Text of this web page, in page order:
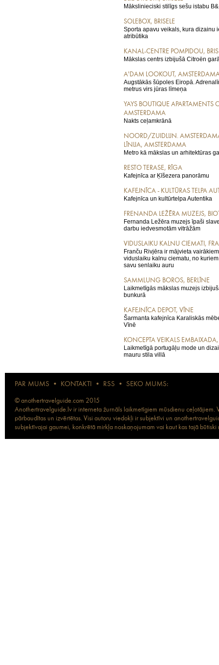
Mākslinieciski stilīgs sešu istabu
SOLEBOX, BRISELE
Sporta apavu veikals, kura dizainu
atribūtika
KANAL-CENTRE POMPIDOU,
Mākslas centrs izbijušā Citroën
A'DAM LOOKOUT,
Augstākās šūpoles Eiropā.
metrus virs jūras līmeņa
YAYS BOUTIQUE APARTAMENTS
AMSTERDAMA
Nakts ceļamkrānā
NOORD/ZUIDLIJN.
LĪNIJA, AMSTERDAMA
Metro kā mākslas un arhitektūras
RESTO TERASE, RĪGA
Kafejnīca ar Ķīšezera panorāmu
KAFEJNĪCA - KULTŪRAS TELPA
Kafejnīca un kultūrtelpa Autentika
FRENANDA LEŽĒRA MUZEJS,
Fernanda Ležēra muzejs īpaši
darbu iedvesmotām vitrāžām
VIDUSLAIKU KALNU CIEMATI,
Franču Rivjēra ir mājvieta
viduslaiku kalnu ciematu, no
savu senlaiku auru
SAMMLUNG BOROS, BERLĪNE
Laikmetīgās mākslas muzejs
bunkurā
KAFEJNĪCA DEPOT, VĪNE
Šarmanta kafejnīca Karaliskās
Vīnē
KONCEPTA VEIKALS
Laikmetīgā portugāļu mode un
mauru stila villā
PAR MUMS • KONTAKTI • RSS • SEKO MUMS:
© anothertravelguide.com 2015
Anothertravelguide.lv ir interneta žurnāls laikmetīgiem mūsdienu
pārbaudītas un izvērtētas. Visi autoru viedokļi ir subjektīvi un
subjektīvajai gaumei, konkrētā mirkļa noskaņojumam vai kaut kas tajā